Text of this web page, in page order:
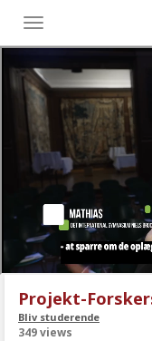
Toggle
menu
Projekt-
Bliv studerende
349 views